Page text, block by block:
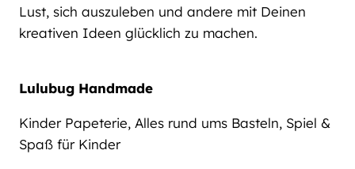
Lust, sich auszuleben und andere mit Deinen
kreativen Ideen glücklich zu machen.
Lulubug Handmade
Kinder Papeterie, Alles rund ums Basteln, Spiel &
Spaß für Kinder